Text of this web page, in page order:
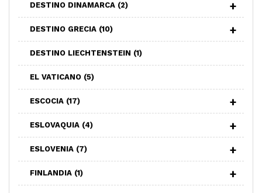
DESTINO DINAMARCA (2)
DESTINO GRECIA (10)
DESTINO LIECHTENSTEIN (1)
EL VATICANO (5)
ESCOCIA (17)
ESLOVAQUIA (4)
ESLOVENIA (7)
FINLANDIA (1)